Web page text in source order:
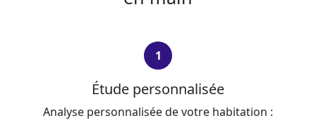
1
Étude personnalisée
Analyse personnalisée de votre habitation :